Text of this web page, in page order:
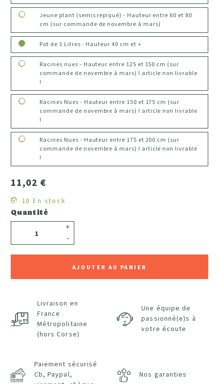
Jeune plant (semis repiqué) - Hauteur entre 60 et 80
cm (sur commande de novembre à mars)
Pot de 3 Litres - Hauteur 40 cm et +
Racines nues - Hauteur entre 125 et 150 cm (sur
commande de novembre à mars) ! article non livrable
!
Racines Nues - Hauteur entre 150 et 175 cm (sur
commande de novembre à mars) ! article non livrable
!
Racines Nues - Hauteur entre 175 et 200 cm (sur
commande de novembre à mars) ! article non livrable
!
11,02 €
Quantité
-
+
AJOUTER AU PANIER
10 En stock
Livraison en
France
Métropolitaine
(hors Corse)
Une équipe de
passionné(e)s à
votre écoute
Paiement sécurisé
Cb, Paypal,
Nos garanties